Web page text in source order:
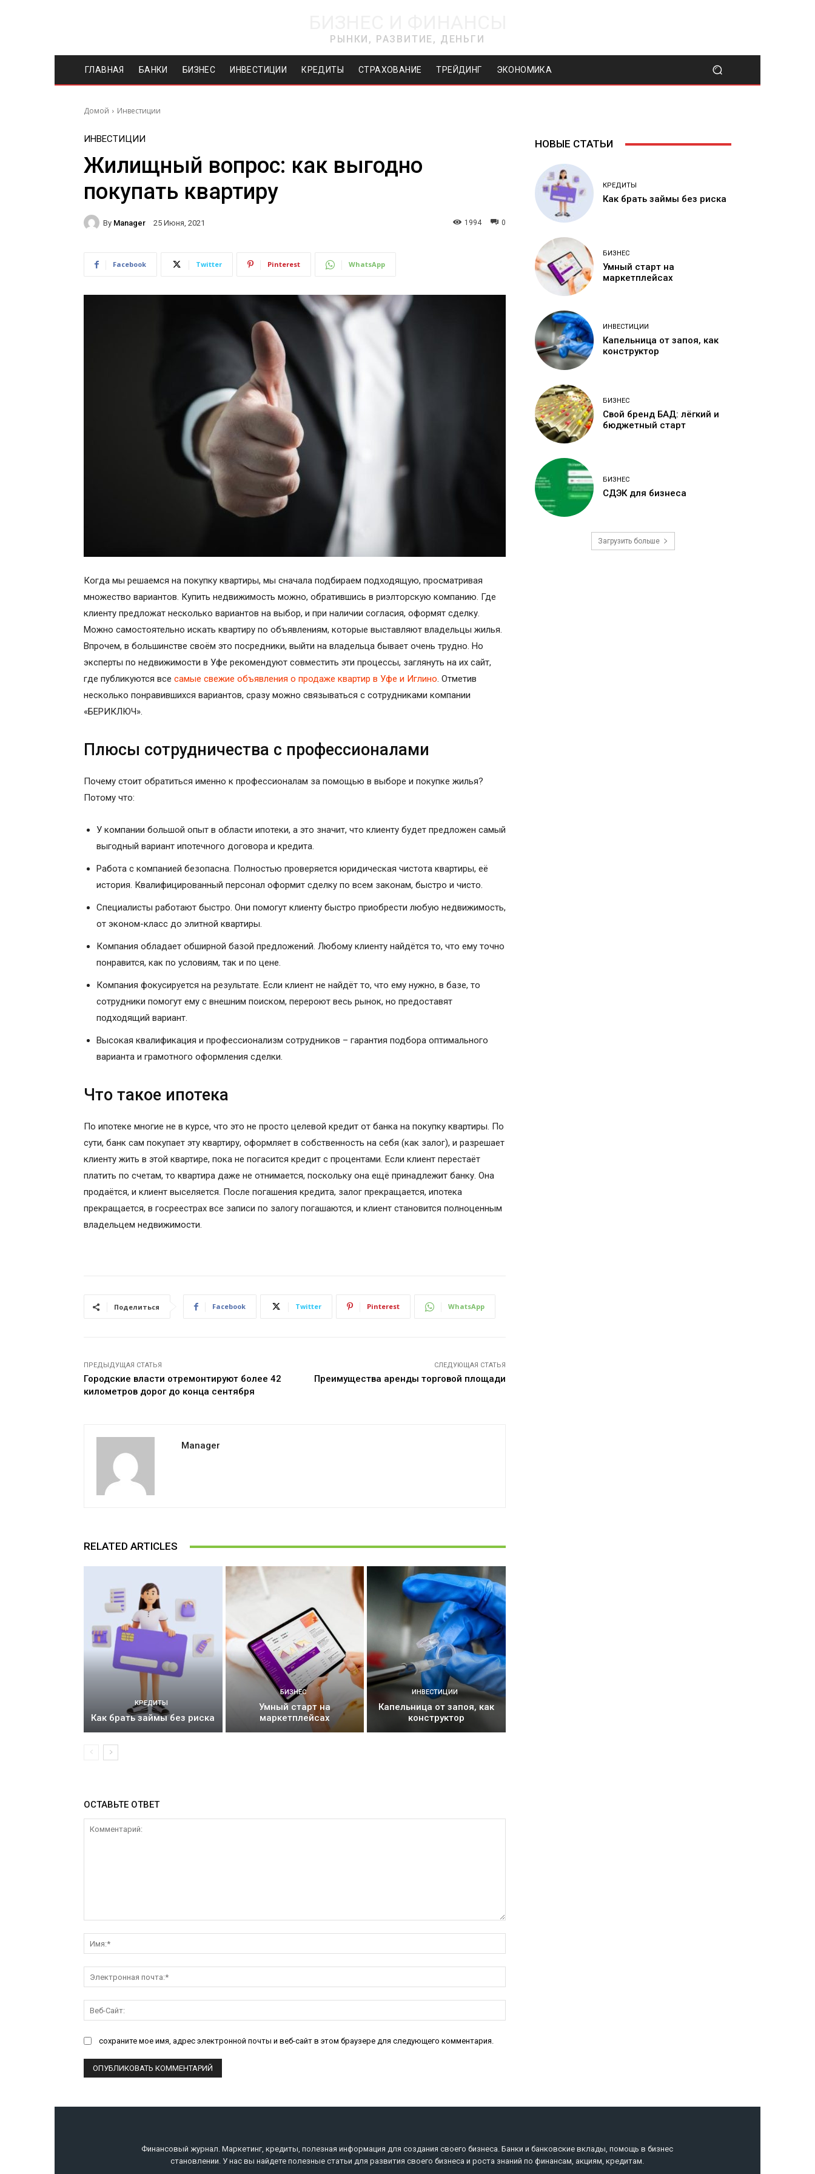
РЫНКИ, РАЗВИТИЕ, ДЕНЬГИ
ГЛАВНАЯ БАНКИ БИЗНЕС ИНВЕСТИЦИИ КРЕДИТЫ СТРАХОВАНИЕ ТРЕЙДИНГ ЭКОНОМИКА
Домой Инвестиции
ИНВЕСТИЦИИ
Жилищный вопрос: как выгодно
покупать квартиру
By Manager 25 Июня, 2021 0
1994
Facebook Twitter Pinterest WhatsApp
Когда мы решаемся на покупку квартиры, мы сначала подбираем подходящую, просматривая
множество вариантов. Купить недвижимость можно, обратившись в риэлторскую компанию. Где
клиенту предложат несколько вариантов на выбор, и при наличии согласия, оформят сделку.
Можно самостоятельно искать квартиру по объявлениям, которые выставляют владельцы жилья.
Впрочем, в большинстве своём это посредники, выйти на владельца бывает очень трудно. Но
эксперты по недвижимости в Уфе рекомендуют совместить эти процессы, заглянуть на их сайт,
где публикуются все самые свежие объявления о продаже квартир в Уфе и Иглино. Отметив
несколько понравившихся вариантов, сразу можно связываться с сотрудниками компании
«БЕРИКЛЮЧ».
Плюсы сотрудничества с профессионалами
Почему стоит обратиться именно к профессионалам за помощью в выборе и покупке жилья?
Потому что:
У компании большой опыт в области ипотеки, а это значит, что клиенту будет предложен самый
выгодный вариант ипотечного договора и кредита.
Работа с компанией безопасна. Полностью проверяется юридическая чистота квартиры, её
история. Квалифицированный персонал оформит сделку по всем законам, быстро и чисто.
Специалисты работают быстро. Они помогут клиенту быстро приобрести любую недвижимость,
от эконом-класс до элитной квартиры.
Компания обладает обширной базой предложений. Любому клиенту найдётся то, что ему точно
понравится, как по условиям, так и по цене.
Компания фокусируется на результате. Если клиент не найдёт то, что ему нужно, в базе, то
сотрудники помогут ему с внешним поиском, перероют весь рынок, но предоставят
подходящий вариант.
Высокая квалификация и профессионализм сотрудников – гарантия подбора оптимального
варианта и грамотного оформления сделки.
Что такое ипотека
По ипотеке многие не в курсе, что это не просто целевой кредит от банка на покупку квартиры. По
сути, банк сам покупает эту квартиру, оформляет в собственность на себя (как залог), и разрешает
клиенту жить в этой квартире, пока не погасится кредит с процентами. Если клиент перестаёт
платить по счетам, то квартира даже не отнимается, поскольку она ещё принадлежит банку. Она
продаётся, и клиент выселяется. После погашения кредита, залог прекращается, ипотека
прекращается, в госреестрах все записи по залогу погашаются, и клиент становится полноценным
владельцем недвижимости.
Поделиться Facebook Twitter Pinterest WhatsApp
ПРЕДЫДУЩАЯ СТАТЬЯ
Городские власти отремонтируют более 42
километров дорог до конца сентября
СЛЕДУЮЩАЯ СТАТЬЯ
Преимущества аренды торговой площади
Manager
RELATED ARTICLES
КРЕДИТЫ
Как брать займы без риска
БИЗНЕС
Умный старт на
маркетплейсах
ИНВЕСТИЦИИ
Капельница от запоя, как
конструктор
ОСТАВЬТЕ ОТВЕТ
почта:*
Сайт:
сохраните мое имя, адрес электронной почты и веб-сайт в этом браузере для следующего комментария.
НОВЫЕ СТАТЬИ
КРЕДИТЫ
Как брать займы без риска
БИЗНЕС
Умный старт на
маркетплейсах
ИНВЕСТИЦИИ
Капельница от запоя, как
конструктор
БИЗНЕС
Свой бренд БАД: лёгкий и
бюджетный старт
БИЗНЕС
СДЭК для бизнеса
Загрузить больше
Финансовый журнал. Маркетинг, кредиты, полезная информация для создания своего бизнеса. Банки и банковские вклады, помощь в бизнес
становлении. У нас вы найдете полезные статьи для развития своего бизнеса и роста знаний по финансам, акциям, кредитам.